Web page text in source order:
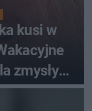
kusi w
zmysły